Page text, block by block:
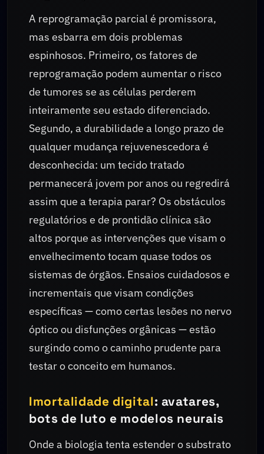
A reprogramação parcial é promissora,
mas esbarra em dois problemas
espinhosos. Primeiro, os fatores de
reprogramação podem aumentar o risco
de tumores se as células perderem
inteiramente seu estado diferenciado.
Segundo, a durabilidade a longo prazo de
qualquer mudança rejuvenescedora é
desconhecida: um tecido tratado
permanecerá jovem por anos ou regredirá
assim que a terapia parar? Os obstáculos
regulatórios e de prontidão clínica são
altos porque as intervenções que visam o
envelhecimento tocam quase todos os
sistemas de órgãos. Ensaios cuidadosos e
incrementais que visam condições
específicas — como certas lesões no nervo
óptico ou disfunções orgânicas — estão
surgindo como o caminho prudente para
testar o conceito em humanos.
Imortalidade digital: avatares,
bots de luto e modelos neurais
Onde a biologia tenta estender o substrato